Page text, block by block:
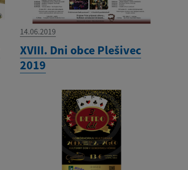
14.06.2019
XVIII. Dni obce Plešivec
2019